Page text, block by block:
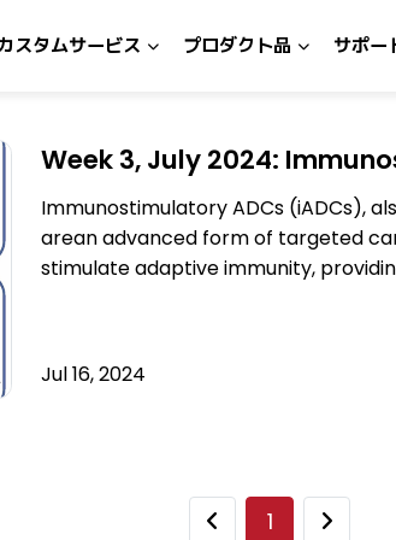
スタムサービス プロダクト品 サポー
Week 3, July 2024:
Immunostimulatory ADCs (iADCs),
arean advanced form of targeted
stimulate adaptive immunity,
Jul 16, 2024
1